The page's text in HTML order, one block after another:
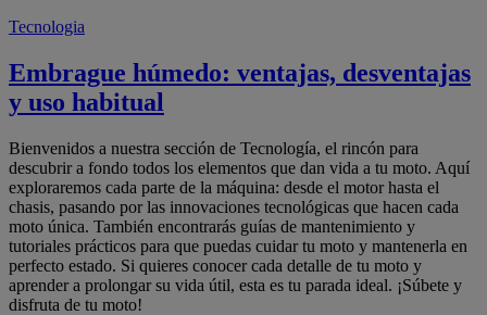
Tecnologia
Embrague húmedo: ventajas, desventajas
y uso habitual
Bienvenidos a nuestra sección de Tecnología, el rincón para
descubrir a fondo todos los elementos que dan vida a tu moto. Aquí
exploraremos cada parte de la máquina: desde el motor hasta el
chasis, pasando por las innovaciones tecnológicas que hacen cada
moto única. También encontrarás guías de mantenimiento y
tutoriales prácticos para que puedas cuidar tu moto y mantenerla en
perfecto estado. Si quieres conocer cada detalle de tu moto y
aprender a prolongar su vida útil, esta es tu parada ideal. ¡Súbete y
disfruta de tu moto!